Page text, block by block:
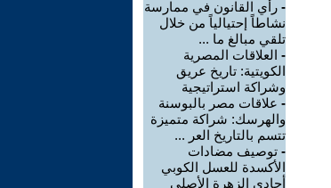
- رأي القانون في ممارسة
نشاطاً إحتيالياً من خلال
تلقي مبالغ ما ...
- العلاقات المصرية
الكويتية: تاريخ عريق
وشراكة استراتيجية
- علاقات مصر بالبوسنة
والهرسك: شراكة متميزة
تتسم بالتاريخ العر ...
- توصيف مضادات
الأكسدة للعسل الكوبي
أحادي الزهرة الأصلي